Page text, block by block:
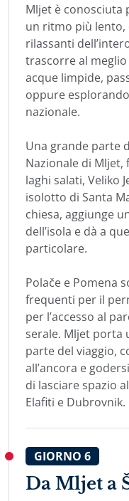
Mljet è conosciuta
un ritmo più lento,
rilassanti
trascorre al
acque limpide,
oppure
nazionale.
Una grande parte
Nazionale di
laghi salati, Veliko
isolotto di Santa
chiesa, aggiunge
dell’isola e dà a
particolare.
Polače e Pomena
frequenti per il
per l’accesso al
serale. Mljet porta
parte del viaggio,
all’ancora e
di lasciare spazio
Elafiti e Dubrovnik.
GIORNO 6
Da Mljet a